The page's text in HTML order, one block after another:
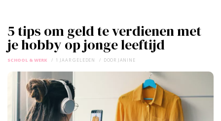
5 tips om geld te verdienen met
je hobby op jonge leeftijd
SCHOOL & WERK 1 JAAR GELEDEN DOOR JANINE